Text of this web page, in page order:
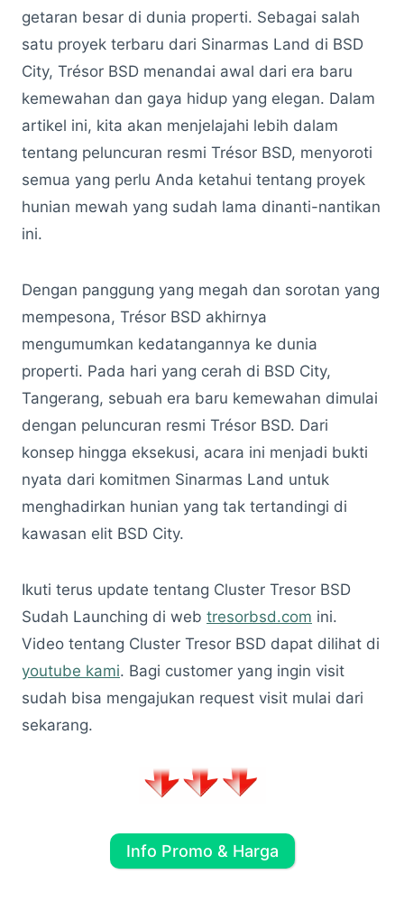
getaran besar di dunia properti. Sebagai salah
satu proyek terbaru dari Sinarmas Land di BSD
City, Trésor BSD menandai awal dari era baru
kemewahan dan gaya hidup yang elegan. Dalam
artikel ini, kita akan menjelajahi lebih dalam
tentang peluncuran resmi Trésor BSD, menyoroti
semua yang perlu Anda ketahui tentang proyek
hunian mewah yang sudah lama dinanti-nantikan
ini.
Dengan panggung yang megah dan sorotan yang
mempesona, Trésor BSD akhirnya
mengumumkan kedatangannya ke dunia
properti. Pada hari yang cerah di BSD City,
Tangerang, sebuah era baru kemewahan dimulai
dengan peluncuran resmi Trésor BSD. Dari
konsep hingga eksekusi, acara ini menjadi bukti
nyata dari komitmen Sinarmas Land untuk
menghadirkan hunian yang tak tertandingi di
kawasan elit BSD City.
Ikuti terus update tentang Cluster Tresor BSD
Sudah Launching di web tresorbsd.com ini.
Video tentang Cluster Tresor BSD dapat dilihat di
youtube kami. Bagi customer yang ingin visit
sudah bisa mengajukan request visit mulai dari
sekarang.
Info Promo & Harga